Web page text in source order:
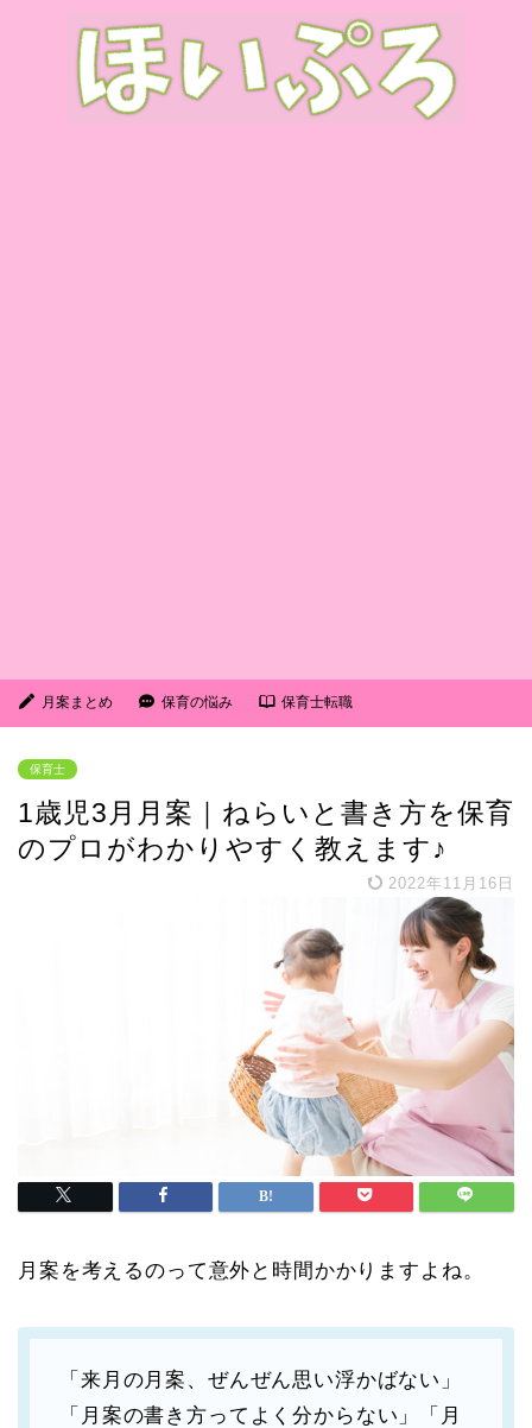
月案まとめ 保育の悩み 保育士転職
保育士
1歳児3月月案｜ねらいと書き方を保育
のプロがわかりやすく教えます♪
2022年11月16日
月案を考えるのって意外と時間かかりますよね。
「来月の月案、ぜんぜん思い浮かばない」
「月案の書き方ってよく分からない」「月